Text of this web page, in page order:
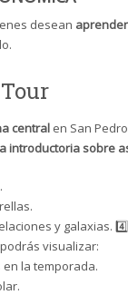
desean
central en San
introductoria sobre
y galaxias. 4️⃣
visualizar:
la temporada.